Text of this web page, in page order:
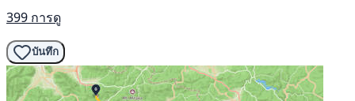
399 การดู
บันทึก